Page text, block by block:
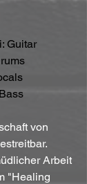
Guitar
von
Arbeit
"Healing